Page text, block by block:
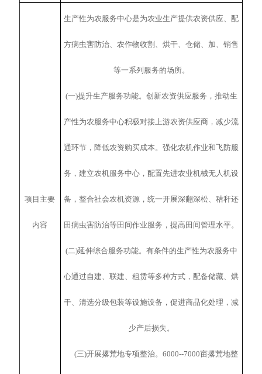
项目主要
内容
生产性为农服务中心是为农业生产提供农资供应、配
方病虫害防治、农作物收割、烘干、仓储、加、销售
等一系列服务的场所。
(一)提升生产服务功能。创新农资供应服务，推动生
产性为农服务中心积极对接上游农资供应商，减少流
通环节，降低农资购买成本。强化农机作业和飞防服
务，建立农机服务中心，配置先进农业机械无人机设
备，整合社会农机资源，统一开展深翻深松、秸秆还
田病虫害防治等田间作业服务，提高田间管理水平。
(二)延伸综合服务功能。有条件的生产性为农服务中
心通过自建、联建、租赁等多种方式，配备储藏、烘
干、清选分级包装等设施设备，促进商品化处理，减
少产后损失。
(三)开展撂荒地专项整治。6000--7000亩撂荒地整